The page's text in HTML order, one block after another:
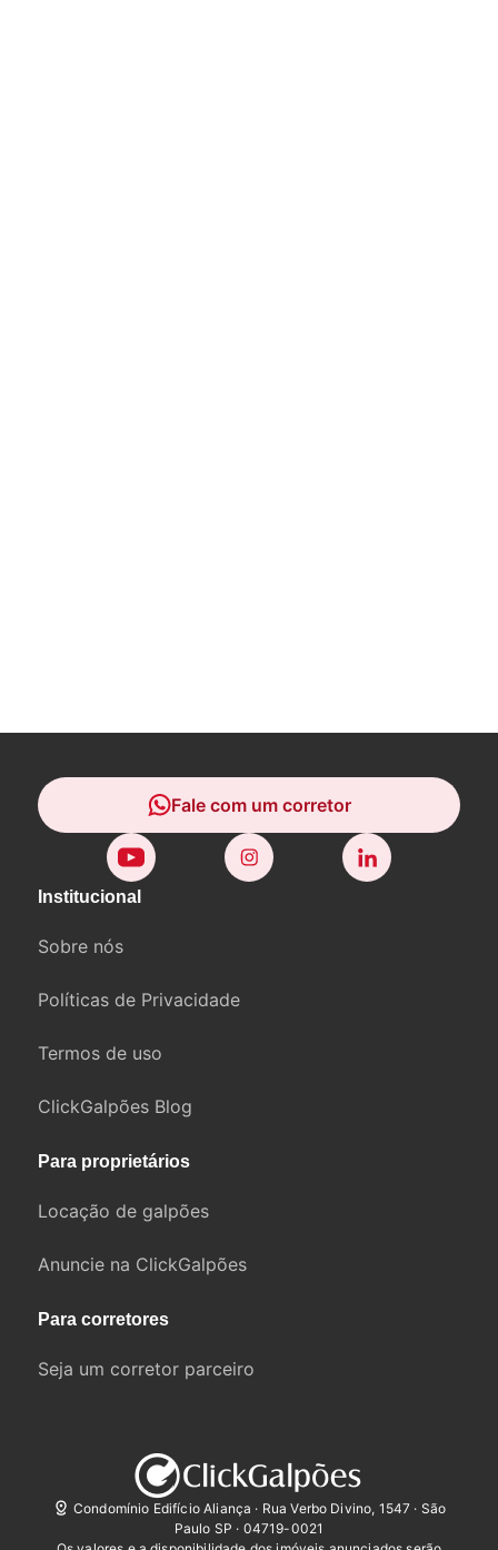
Institucional
Sobre nós
Políticas de Privacidade
Termos de uso
ClickGalpões Blog
Para proprietários
Locação de galpões
Anuncie na ClickGalpões
Para corretores
Seja um corretor parceiro
Fale com um corretor
Condomínio Edifício Aliança · Rua Verbo Divino, 1547 · São
Paulo SP · 04719-0021